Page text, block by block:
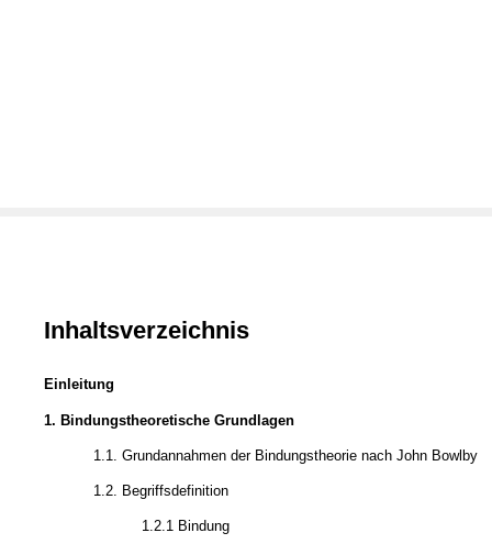
Inhaltsverzeichnis
Einleitung
1. Bindungstheoretische Grundlagen
1.1. Grundannahmen der Bindungstheorie nach John Bowlby
1.2. Begriffsdefinition
1.2.1 Bindung